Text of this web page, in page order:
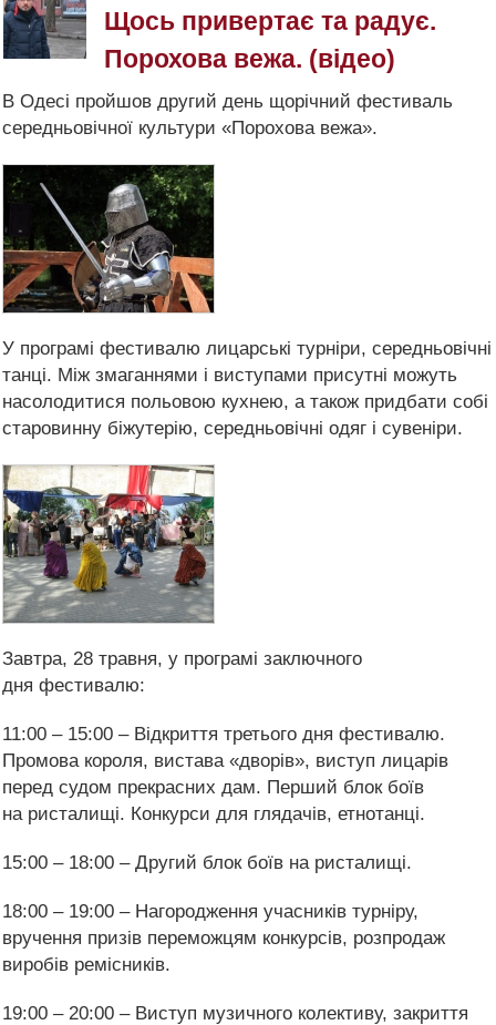
Щось привертає та радує.
Порохова вежа. (відео)
В Одесі пройшов другий день щорічний фестиваль
середньовічної культури «Порохова вежа».
У програмі фестивалю лицарські турніри, середньовічні
танці. Між змаганнями і виступами присутні можуть
насолодитися польовою кухнею, а також придбати собі
старовинну біжутерію, середньовічні одяг і сувеніри.
Завтра, 28 травня, у програмі заключного
дня фестивалю:
11:00 – 15:00 – Відкриття третього дня фестивалю.
Промова короля, вистава «дворів», виступ лицарів
перед судом прекрасних дам. Перший блок боїв
на ристалищі. Конкурси для глядачів, етнотанці.
15:00 – 18:00 – Другий блок боїв на ристалищі.
18:00 – 19:00 – Нагородження учасників турніру,
вручення призів переможцям конкурсів, розпродаж
виробів ремісників.
19:00 – 20:00 – Виступ музичного колективу, закриття